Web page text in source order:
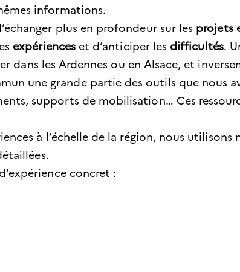
informations.
plus en profondeur sur les projets
expérienceset d’anticiper les difficultés.
dans les Ardennes ou en Alsace, et
une grande partie des outils que nous
supports de mobilisation… Ces
à l’échelle de la région, nous utilisons
concret :